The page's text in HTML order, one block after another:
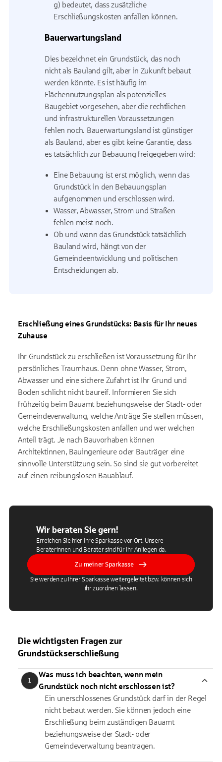
g) bedeutet, dass zusätzliche
Erschließungskosten anfallen können.
Bauerwartungsland
Dies bezeichnet ein Grundstück, das noch
nicht als Bauland gilt, aber in Zukunft bebaut
werden könnte. Es ist häufig im
Flächennutzungsplan als potenzielles
Baugebiet vorgesehen, aber die rechtlichen
und infrastrukturellen Voraussetzungen
fehlen noch. Bauerwartungsland ist günstiger
als Bauland, aber es gibt keine Garantie, dass
es tatsächlich zur Bebauung freigegeben wird:
Eine Bebauung ist erst möglich, wenn das
Grundstück in den Bebauungsplan
aufgenommen und erschlossen wird.
Wasser, Abwasser, Strom und Straßen
fehlen meist noch.
Ob und wann das Grundstück tatsächlich
Bauland wird, hängt von der
Gemeindeentwicklung und politischen
Entscheidungen ab.
Erschließung eines Grundstücks: Basis für Ihr neues
Zuhause
Ihr Grundstück zu erschließen ist Voraussetzung für Ihr
persönliches Traumhaus. Denn ohne Wasser, Strom,
Abwasser und eine sichere Zufahrt ist Ihr Grund und
Boden schlicht nicht baureif. Informieren Sie sich
frühzeitig beim Bauamt beziehungsweise der Stadt- oder
Gemeindeverwaltung, welche Anträge Sie stellen müssen,
welche Erschließungskosten anfallen und wer welchen
Anteil trägt. Je nach Bauvorhaben können
Architektinnen, Bauingenieure oder Bauträger eine
sinnvolle Unterstützung sein. So sind sie gut vorbereitet
auf einen reibungslosen Bauablauf.
Wir beraten Sie gern!
Erreichen Sie hier Ihre Sparkasse vor Ort. Unsere
Beraterinnen und Berater sind für Ihr Anliegen da.
Zu meiner Sparkasse
Sie werden zu Ihrer Sparkasse weitergeleitet bzw. können sich
ihr zuordnen lassen.
Die wichtigsten Fragen zur
Grundstückserschließung
1
Was muss ich beachten, wenn mein
Grundstück noch nicht erschlossen ist?
Ein unerschlossenes Grundstück darf in der Regel
nicht bebaut werden. Sie können jedoch eine
Erschließung beim zuständigen Bauamt
beziehungsweise der Stadt- oder
Gemeindeverwaltung beantragen.